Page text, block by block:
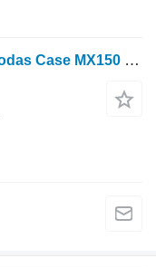
Grelha do radiador para trator de rodas Case MX150 Maxxum